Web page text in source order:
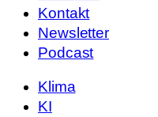
Kontakt
Newsletter
Podcast
Klima
KI